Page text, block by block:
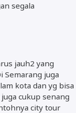
segala
jauh2 yang
Semarang juga
kota dan yg bisa
cukup senang
city tour